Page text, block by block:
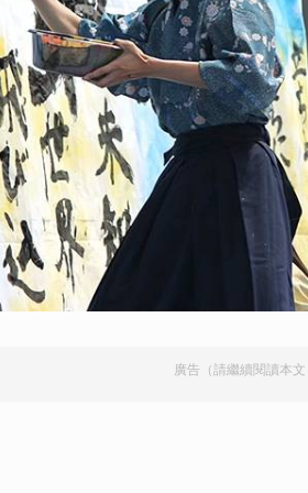
廣告（請繼續閱讀本文